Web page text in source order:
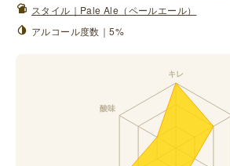
スタイル｜Pale Ale（ペールエール）
アルコール度数｜5%